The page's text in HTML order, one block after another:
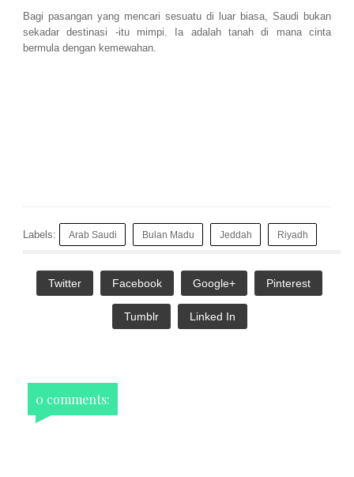
Bagi pasangan yang mencari sesuatu di luar biasa, Saudi bukan
sekadar destinasi -itu mimpi. Ia adalah tanah di mana cinta
bermula dengan kemewahan.
Labels: Arab Saudi Bulan Madu Jeddah Riyadh
Twitter Facebook Google+ Pinterest
Tumblr Linked In
0 comments: